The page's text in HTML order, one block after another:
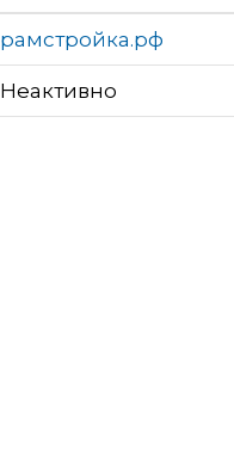
рамстройка.рф
Неактивно